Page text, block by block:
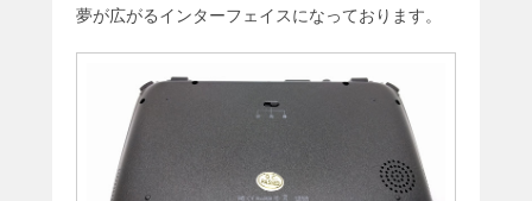
夢が広がるインターフェイスになっております。